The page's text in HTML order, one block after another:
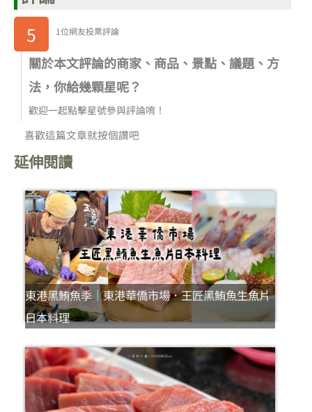
5
1位網友投票評論
關於本文評論的商家、商品、景點、議題、方
法，你給幾顆星呢？
歡迎一起點擊星號參與評論唷！
喜歡這篇文章就按個讚吧
延伸閱讀
東港黑鮪魚季｜東港華僑市場．王匠黑鮪魚生魚片
日本料理